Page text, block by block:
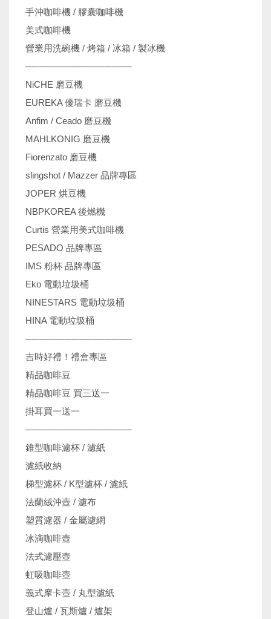
手沖咖啡機 / 膠囊咖啡機
美式咖啡機
營業用洗碗機 / 烤箱 / 冰箱 / 製冰機
────────────────
NiCHE 磨豆機
EUREKA 優瑞卡 磨豆機
Anfim / Ceado 磨豆機
MAHLKONIG 磨豆機
Fiorenzato 磨豆機
slingshot / Mazzer 品牌專區
JOPER 烘豆機
NBPKOREA 後燃機
Curtis 營業用美式咖啡機
PESADO 品牌專區
IMS 粉杯 品牌專區
Eko 電動垃圾桶
NINESTARS 電動垃圾桶
HINA 電動垃圾桶
────────────────
吉時好禮！禮盒專區
精品咖啡豆
精品咖啡豆 買三送一
掛耳買一送一
────────────────
錐型咖啡濾杯 / 濾紙
濾紙收納
梯型濾杯 / K型濾杯 / 濾紙
法蘭絨沖壺 / 濾布
塑質濾器 / 金屬濾網
冰滴咖啡壺
法式濾壓壺
虹吸咖啡壺
義式摩卡壺 / 丸型濾紙
登山爐 / 瓦斯爐 / 爐架